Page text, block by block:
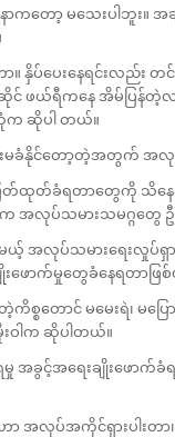
တော့ မသေးပါဘူး။ အ
နှိပ်ပေးနေရင်းလည်း
ရီကနေ အိမ်ပြန်တဲ့လမ်
က ဆိုပါ တယ်။
နိုင်တော့တဲ့အတွက် အလုပ်
ထုတ်ခံရတာတွေကို သိနေ၊
ပ်သမားသမဂ္ဂတွေ ဦး
အလုပ်သမားရေးလှုပ်ရှ
ဖောက်မှုတွေခံနေရတာဖြ
တောင် မမေးရဲ၊ မပြ
မိုးဝါက ဆိုပါတယ်။
ခွင့်အရေးချိုးဖောက်ခံ
ပ်အကိုင်ရှားပါးတာ၊